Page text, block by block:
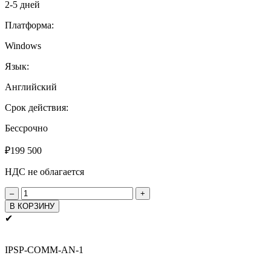
2-5 дней
Платформа:
Windows
Язык:
Английский
Срок действия:
Бессрочно
₽199 500
НДС не облагается
Количество
товара
iPi
Бессрочно
В КОРЗИНУ
✔
IPSP-COMM-AN-1